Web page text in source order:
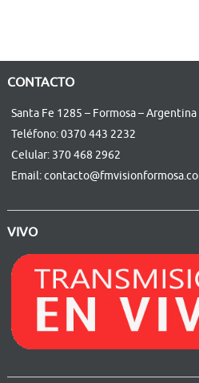
CONTACTO
Santa Fe 1285 – Formosa – Argentina
Teléfono: 0370 443 2232
Celular: 370 468 2962
Email:
VIVO